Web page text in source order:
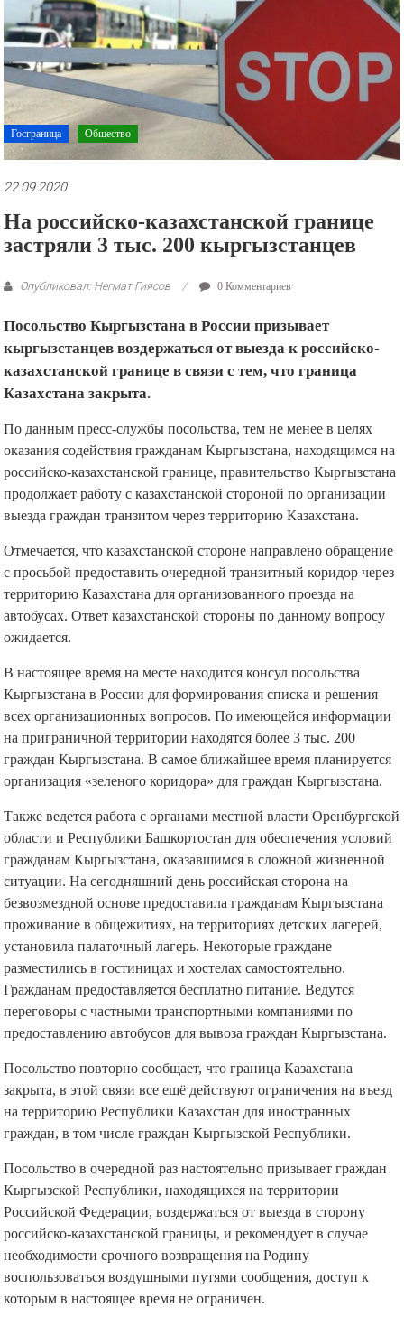
рекламные
ролики
и
презентации.
Госграница Общество
22.09.2020
На российско-казахстанской границе
застряли 3 тыс. 200 кыргызстанцев
Опубликовал: Негмат Гиясов 0 Комментариев
Посольство Кыргызстана в России призывает
кыргызстанцев воздержаться от выезда к российско-
казахстанской границе в связи с тем, что граница
Казахстана закрыта.
По данным пресс-службы посольства, тем не менее в целях
оказания содействия гражданам Кыргызстана, находящимся на
российско-казахстанской границе, правительство Кыргызстана
продолжает работу с казахстанской стороной по организации
выезда граждан транзитом через территорию Казахстана.
Отмечается, что казахстанской стороне направлено обращение
с просьбой предоставить очередной транзитный коридор через
территорию Казахстана для организованного проезда на
автобусах. Ответ казахстанской стороны по данному вопросу
ожидается.
В настоящее время на месте находится консул посольства
Кыргызстана в России для формирования списка и решения
всех организационных вопросов. По имеющейся информации
на приграничной территории находятся более 3 тыс. 200
граждан Кыргызстана. В самое ближайшее время планируется
организация «зеленого коридора» для граждан Кыргызстана.
Также ведется работа с органами местной власти Оренбургской
области и Республики Башкортостан для обеспечения условий
гражданам Кыргызстана, оказавшимся в сложной жизненной
ситуации. На сегодняшний день российская сторона на
безвозмездной основе предоставила гражданам Кыргызстана
проживание в общежитиях, на территориях детских лагерей,
установила палаточный лагерь. Некоторые граждане
разместились в гостиницах и хостелах самостоятельно.
Гражданам предоставляется бесплатно питание. Ведутся
переговоры с частными транспортными компаниями по
предоставлению автобусов для вывоза граждан Кыргызстана.
Посольство повторно сообщает, что граница Казахстана
закрыта, в этой связи все ещё действуют ограничения на въезд
на территорию Республики Казахстан для иностранных
граждан, в том числе граждан Кыргызской Республики.
Посольство в очередной раз настоятельно призывает граждан
Кыргызской Республики, находящихся на территории
Российской Федерации, воздержаться от выезда в сторону
российско-казахстанской границы, и рекомендует в случае
необходимости срочного возвращения на Родину
воспользоваться воздушными путями сообщения, доступ к
которым в настоящее время не ограничен.